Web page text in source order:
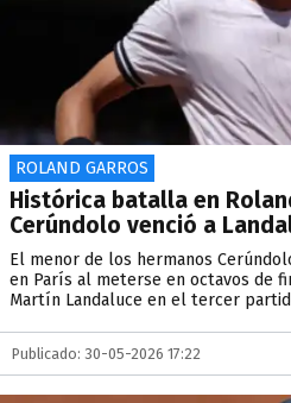
ROLAND GARROS
Histórica batalla en
Cerúndolo venció a
El menor de los hermanos
en París al meterse en octavos de
Martín Landaluce en el tercer
Publicado: 30-05-2026 17:22